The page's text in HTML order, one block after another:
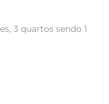
3 quartos sendo 1